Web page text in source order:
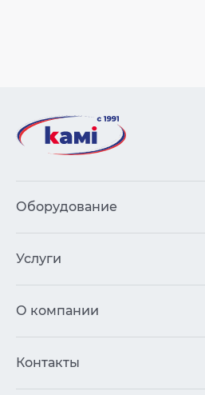
Оборудование
Услуги
О компании
Контакты